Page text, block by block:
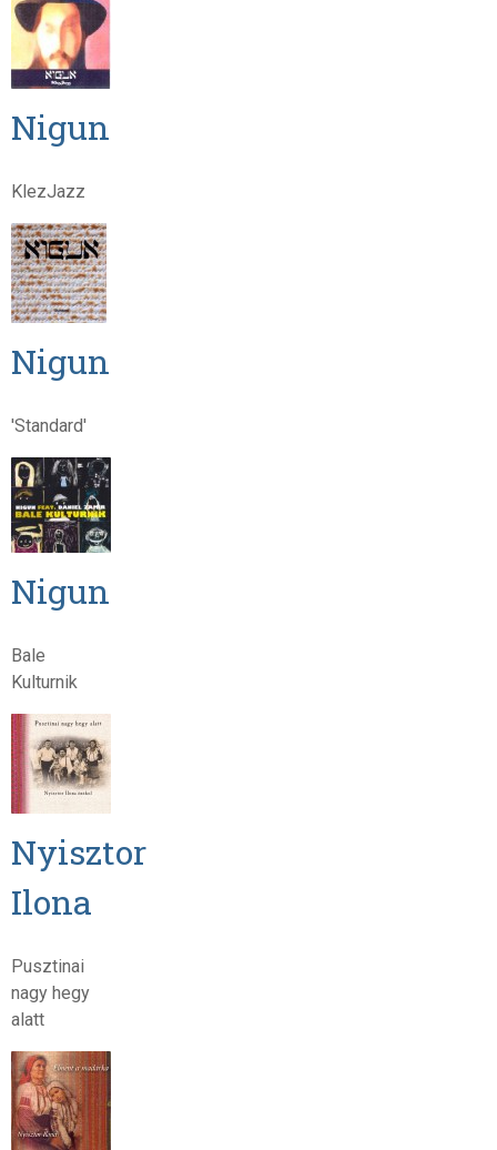
Nigun
KlezJazz
Nigun
'Standard'
Nigun
Bale
Kulturnik
Nyisztor
Ilona
Pusztinai
nagy hegy
alatt